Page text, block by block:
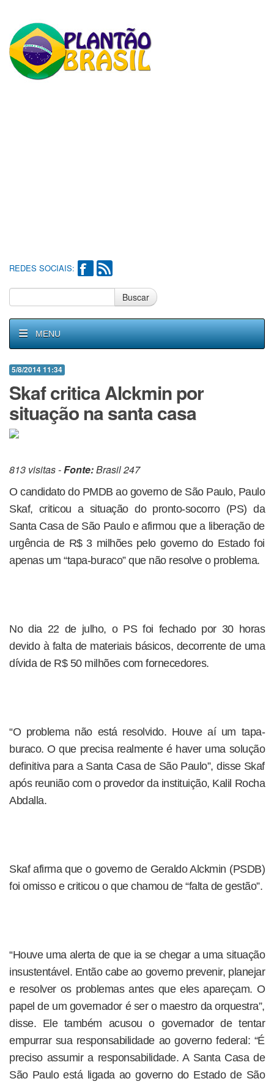
REDES SOCIAIS:
Buscar
MENU
5/8/2014 11:34
Skaf critica Alckmin por
situação na santa casa
813 visitas -Fonte:Brasil 247
O candidato do PMDB ao governo de São Paulo, Paulo
Skaf, criticou a situação do pronto-socorro (PS) da
Santa Casa de São Paulo e afirmou que a liberação de
urgência de R$ 3 milhões pelo governo do Estado foi
apenas um “tapa-buraco” que não resolve o problema.
No dia 22 de julho, o PS foi fechado por 30 horas
devido à falta de materiais básicos, decorrente de uma
dívida de R$ 50 milhões com fornecedores.
“O problema não está resolvido. Houve aí um tapa-
buraco. O que precisa realmente é haver uma solução
definitiva para a Santa Casa de São Paulo”, disse Skaf
após reunião com o provedor da instituição, Kalil Rocha
Abdalla.
Skaf afirma que o governo de Geraldo Alckmin (PSDB)
foi omisso e criticou o que chamou de “falta de gestão”.
“Houve uma alerta de que ia se chegar a uma situação
insustentável. Então cabe ao governo prevenir, planejar
e resolver os problemas antes que eles apareçam. O
papel de um governador é ser o maestro da orquestra”,
disse. Ele também acusou o governador de tentar
empurrar sua responsabilidade ao governo federal: “É
preciso assumir a responsabilidade. A Santa Casa de
São Paulo está ligada ao governo do Estado de São